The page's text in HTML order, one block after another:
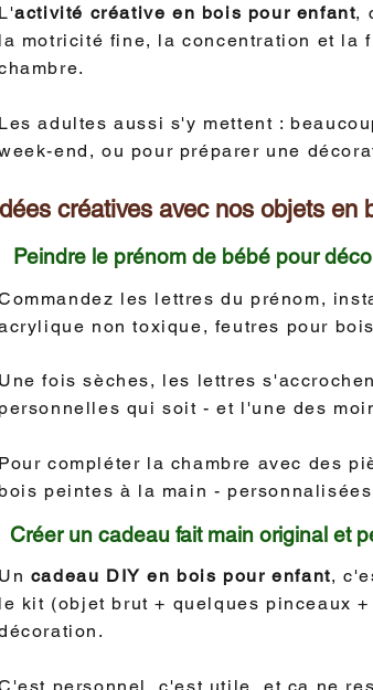
L'activité créative en bois pour enfant,
la motricité fine, la concentration et la
Les adultes aussi s'y mettent :
end, ou pour préparer une
Idées créatives avec nos objets en
Peindre le prénom de bébé pour
les lettres du prénom,
non toxique, feutres pour
Une fois sèches, les lettres
personnelles qui soit - et l'une des
Pour compléter la chambre avec des
bois peintes à la main -
Créer un cadeau fait main original et
Un cadeau DIY en bois pour enfant,
le kit (objet brut + quelques pinceaux